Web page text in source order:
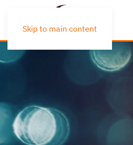
Skip to main content